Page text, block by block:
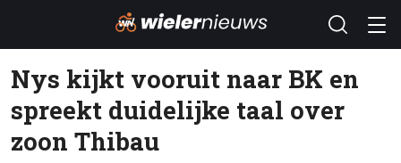
Nys kijkt vooruit naar BK en
spreekt duidelijke taal over
zoon Thibau